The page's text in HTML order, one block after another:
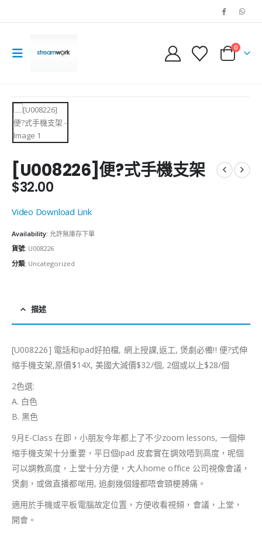
0
[U008226]便?式手機支架
$32.00
Video Download Link
Availability: 允許無庫存下單
貨號: U008226
分類: Uncategorized
描述
[U008226] 電話和ipad好拍檔, 網上授課,返工, 煲劇必備!! 便?式伸
缩手機支架,原價$14X, 美國大減價$32/個, 2個或以上$28/個
2色選:
A. 白色
B. 黑色
9月E-Class 在即，小朋友今年都上了不少zoom lessons, 一個伸
缩手機支架十分重要，平日個ipad 皮套實在調效唔到高度，呢個
可以調教高度，上堂十分方便，大人home office 公司視像會議，
煲劇，或做直播都啱用, 追劇幾個鐘都唔會頸梗膊痛。
適用於手機或平板電腦故定位置，方便收看視頻，會議，上堂，
開會。